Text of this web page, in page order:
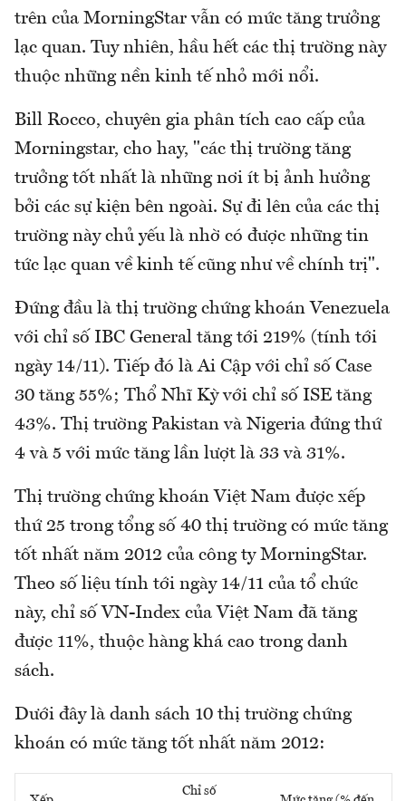
trên của MorningStar vẫn có mức tăng trưởng
lạc quan. Tuy nhiên, hầu hết các thị trường này
thuộc những nền kinh tế nhỏ mới nổi.
Bill Rocco, chuyên gia phân tích cao cấp của
Morningstar, cho hay, "các thị trường tăng
trưởng tốt nhất là những nơi ít bị ảnh hưởng
bởi các sự kiện bên ngoài. Sự đi lên của các thị
trường này chủ yếu là nhờ có được những tin
tức lạc quan về kinh tế cũng như về chính trị".
Đứng đầu là thị trường chứng khoán Venezuela
với chỉ số IBC General tăng tới 219% (tính tới
ngày 14/11). Tiếp đó là Ai Cập với chỉ số Case
30 tăng 55%; Thổ Nhĩ Kỳ với chỉ số ISE tăng
43%. Thị trường Pakistan và Nigeria đứng thứ
4 và 5 với mức tăng lần lượt là 33 và 31%.
Thị trường chứng khoán Việt Nam được xếp
thứ 25 trong tổng số 40 thị trường có mức tăng
tốt nhất năm 2012 của công ty MorningStar.
Theo số liệu tính tới ngày 14/11 của tổ chức
này, chỉ số VN-Index của Việt Nam đã tăng
được 11%, thuộc hàng khá cao trong danh
sách.
Dưới đây là danh sách 10 thị trường chứng
khoán có mức tăng tốt nhất năm 2012:
Chỉ số